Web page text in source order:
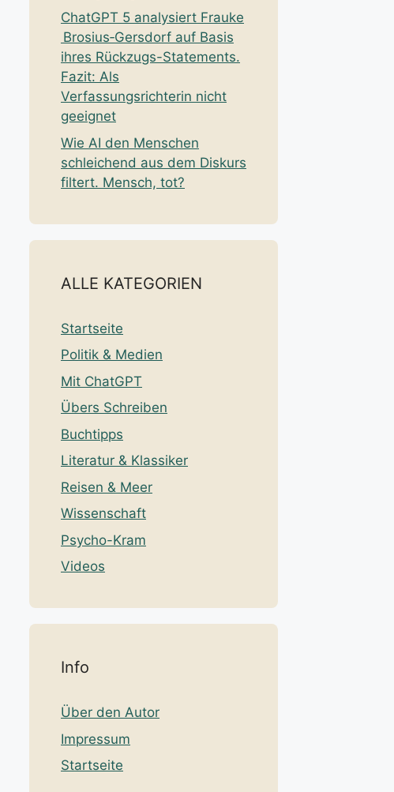
ChatGPT 5 analysiert Frauke
Brosius‑Gersdorf auf Basis
ihres Rückzugs-Statements.
Fazit: Als
Verfassungsrichterin nicht
geeignet
Wie AI den Menschen
schleichend aus dem Diskurs
filtert. Mensch, tot?
ALLE KATEGORIEN
Startseite
Politik & Medien
Mit ChatGPT
Übers Schreiben
Buchtipps
Literatur & Klassiker
Reisen & Meer
Wissenschaft
Psycho-Kram
Videos
Info
Über den Autor
Impressum
Startseite